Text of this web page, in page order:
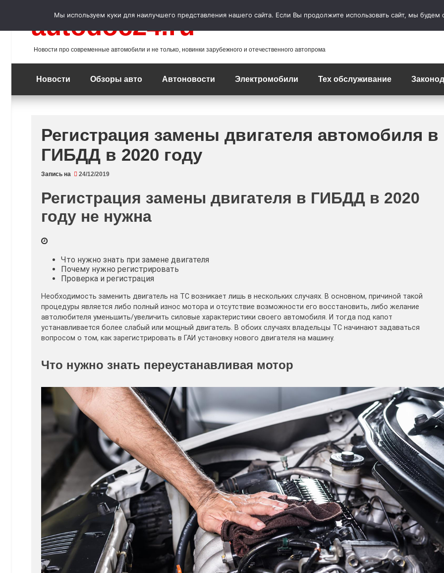
autodoc24.ru
Новости про современные автомобили и не только, новинки зарубежного и отечественного автопрома
Новости Обзоры авто Автоновости Электромобили Тех обслуживание
Регистрация замены двигателя автомобиля в
ГИБДД в 2020 году
Запись на 24/12/2019
Регистрация замены двигателя в ГИБДД в 2020
году не нужна
Что нужно знать при замене двигателя
Почему нужно регистрировать
Проверка и регистрация
Необходимость заменить двигатель на ТС возникает лишь в нескольких случаях. В основном, причиной такой
процедуры является либо полный износ мотора и отсутствие возможности его восстановить, либо желание
автолюбителя уменьшить/увеличить силовые характеристики своего автомобиля. И тогда под капот
устанавливается более слабый или мощный двигатель. В обоих случаях владельцы ТС начинают задаваться
вопросом о том, как зарегистрировать в ГАИ установку нового двигателя на машину.
Что нужно знать переустанавливая мотор
Мы используем куки для наилучшего представления нашего сайта. Если Вы продолжите использовать сайт, мы будем